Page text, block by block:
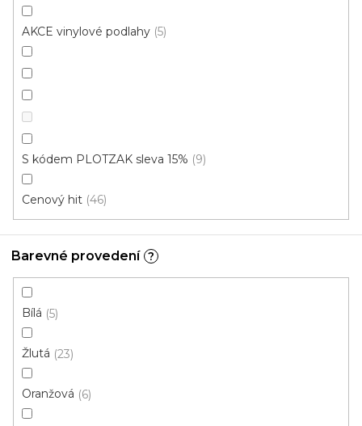
Lepená podlaha (Fix)
Lepené podlahy (Fix)
pro ty, kdo hledají tichý došlap, maximální
stabilitu a odolnost....
Instituce aj.
ZAVŘÍT FILTR
AKCE vinylové podlahy 5
S kódem PLOTZAK sleva 15% 9
Cenový hit 46
Barevné provedení ?
Bílá 5
Žlutá 23
Oranžová 6